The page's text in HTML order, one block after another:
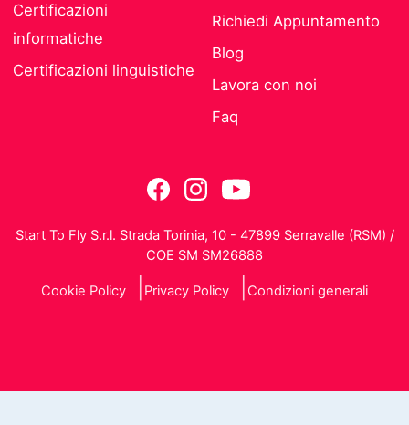
Certificazioni
informatiche
Certificazioni linguistiche
Richiedi Appuntamento
Blog
Lavora con noi
Faq
Start To Fly S.r.l. Strada Torinia, 10 - 47899 Serravalle (RSM) /
COE SM SM26888
Cookie Policy Privacy Policy Condizioni generali